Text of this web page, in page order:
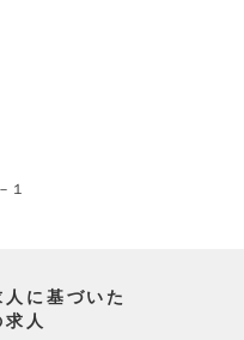
１
に基づいた
人